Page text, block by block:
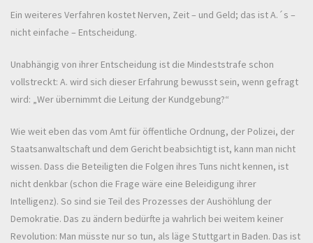
Ein weiteres Verfahren kostet Nerven, Zeit – und Geld; das ist A.´s –
nicht einfache – Entscheidung.
Unabhängig von ihrer Entscheidung ist die Mindeststrafe schon
vollstreckt: A. wird sich dieser Erfahrung bewusst sein, wenn gefragt
wird: „Wer übernimmt die Leitung der Kundgebung?“
Wie weit eben das vom Amt für öffentliche Ordnung, der Polizei, der
Staatsanwaltschaft und dem Gericht beabsichtigt ist, kann man nicht
wissen. Dass die Beteiligten die Folgen ihres Tuns nicht kennen, ist
nicht denkbar (schon die Frage wäre eine Beleidigung ihrer
Intelligenz). So sind sie Teil des Prozesses der Aushöhlung der
Demokratie. Das zu ändern bedürfte ja wahrlich bei weitem keiner
Revolution: Man müsste nur so tun, als läge Stuttgart in Baden. Das ist